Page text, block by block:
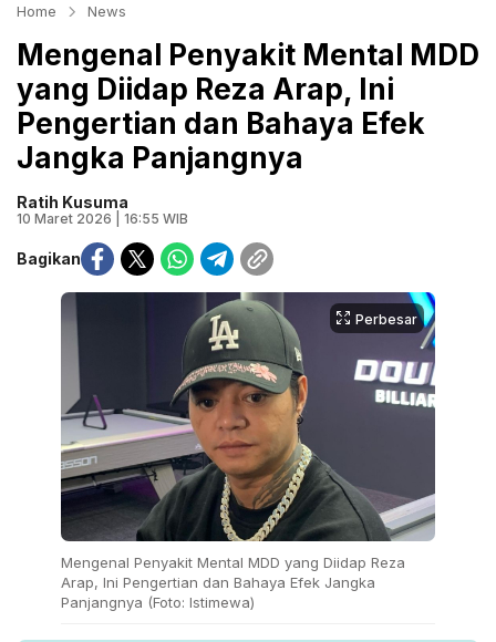
Home News
Mengenal Penyakit Mental MDD
yang Diidap Reza Arap, Ini
Pengertian dan Bahaya Efek
Jangka Panjangnya
Ratih Kusuma
10 Maret 2026 | 16:55 WIB
Bagikan
Perbesar
Mengenal Penyakit Mental MDD yang Diidap Reza
Arap, Ini Pengertian dan Bahaya Efek Jangka
Panjangnya (Foto: Istimewa)